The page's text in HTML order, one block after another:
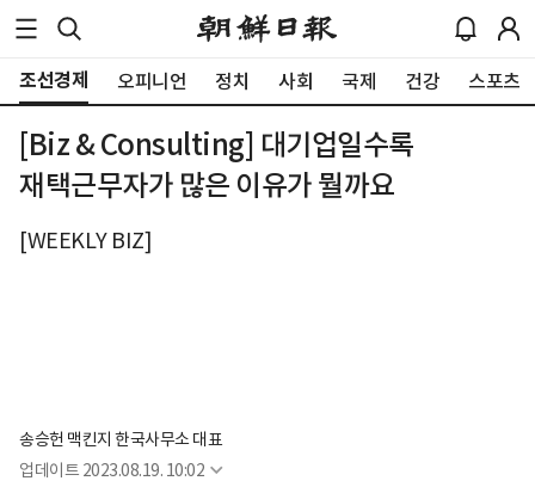
조선경제 오피니언 정치 사회 국제 건강 스포츠
[Biz & Consulting] 대기업일수록
재택근무자가 많은 이유가 뭘까요
[WEEKLY BIZ]
송승헌 맥킨지 한국사무소 대표
업데이트 2023.08.19. 10:02